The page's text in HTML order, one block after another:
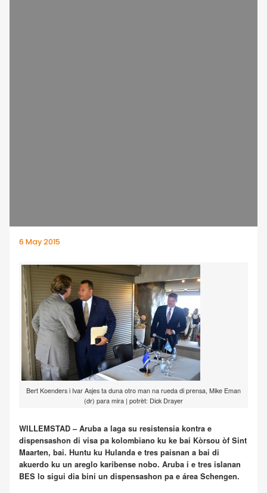
6 May 2015
Bert Koenders i Ivar Asjes ta duna otro man na rueda di prensa, Mike Eman
(dr) para mira | potrèt: Dick Drayer
WILLEMSTAD – Aruba a laga su resistensia kontra e
dispensashon di visa pa kolombiano ku ke bai Kòrsou òf Sint
Maarten, bai. Huntu ku Hulanda e tres paisnan a bai di
akuerdo ku un areglo karibense nobo. Aruba i e tres islanan
BES lo sigui dia bini un dispensashon pa e área Schengen.